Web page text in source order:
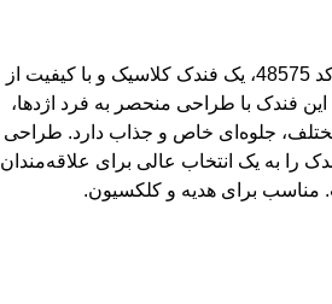
فندک زیپو مدل Dragon Design کد 48575، یک فندک کلاسیک و با کیفیت از
فندک با طراحی منحصر به فرد اژدها،
و استفاده از 540 رنگ مختلف، جلوه‌ای خاص و جذاب دارد. طراحی
را به یک انتخاب عالی برای علاقه‌مندان
مناسب برای هدیه و کلکسیون.